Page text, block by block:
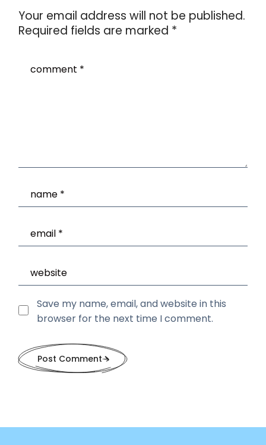
Your email address will not be published.
Required fields are marked *
Save my name, email, and website in this
browser for the next time I comment.
Post Comment